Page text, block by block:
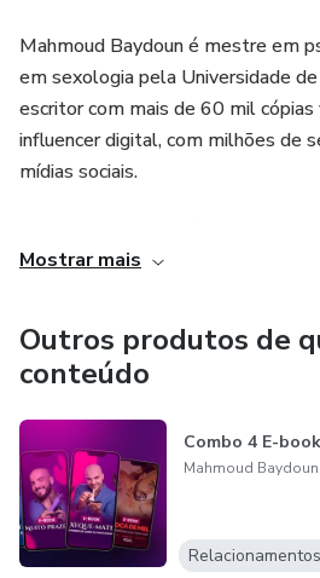
Mahmoud Baydoun é mestre em
em sexologia pela Universidade
escritor com mais de 60 mil
influencer digital, com milhões de
mídias sociais.
em sexologia pela Universidade de
influencer digital, com milhões de
mídias sociais.
Mostrar mais
Outros produtos de
conteúdo
Combo 4 E-
Mahmoud Baydoun
Relacionamentos